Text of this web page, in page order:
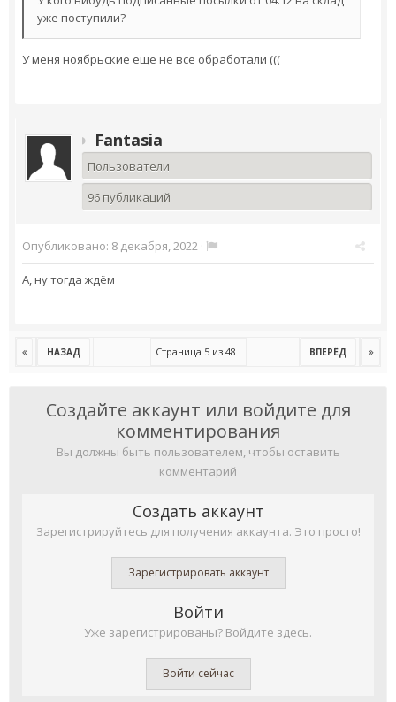
уже поступили?
У меня ноябрьские еще не все обработали (((
Fantasia
Пользователи
96 публикаций
Опубликовано: 8 декабря, 2022 ·
А, ну тогда ждём
НАЗАД ВПЕРЁД
Страница 5 из 48
Создайте аккаунт или войдите для
комментирования
Вы должны быть пользователем, чтобы оставить
комментарий
Создать аккаунт
Зарегистрируйтесь для получения аккаунта. Это просто!
Зарегистрировать аккаунт
Войти
Уже зарегистрированы? Войдите здесь.
Войти сейчас